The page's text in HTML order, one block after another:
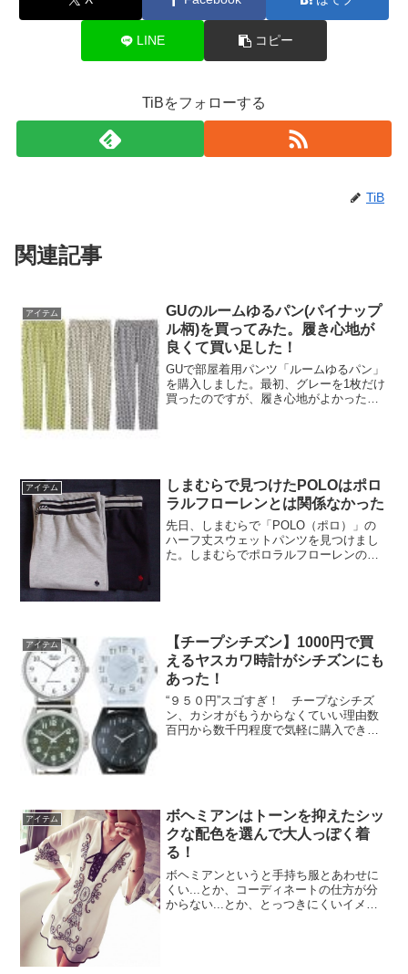
LINE コピー
TiBをフォローする
TiB
関連記事
アイテム
GUのルームゆるパン(パイナップ
ル柄)を買ってみた。履き心地が
良くて買い足した！
GUで部屋着用パンツ「ルームゆるパン」
を購入しました。最初、グレーを1枚だけ
買ったのですが、履き心地がよかったの
アイテム
しまむらで見つけたPOLOはポロ
ラルフローレンとは関係なかった
先日、しまむらで「POLO（ポロ）」の
ハーフ丈スウェットパンツを見つけまし
た。しまむらでポロラルフローレンのバ
アイテム
【チープシチズン】1000円で買
えるヤスカワ時計がシチズンにも
あった！
“９５０円”スゴすぎ！ チープなシチズ
ン、カシオがもうからなくていい理由数
百円から数千円程度で気軽に購入できる
アイテム
ボヘミアンはトーンを抑えたシッ
クな配色を選んで大人っぽく着
る！
ボヘミアンというと手持ち服とあわせに
くい...とか、コーディネートの仕方が分
からない...とか、とっつきにくいイメー